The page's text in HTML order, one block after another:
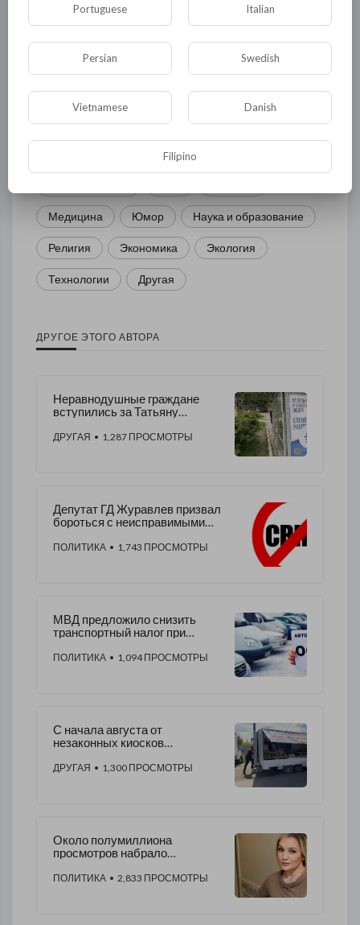
Общая Политика
Общество Происшествия События
Спорт Комедия Развлечение
Криминал
Медицина Юмор Наука и образование
Религия Экономика Экология
Технологии Другая
ДРУГОЕ ЭТОГО АВТОРА
Неравнодушные граждане
вступились за Татьяну
избирательные права
ДРУГАЯ • 1,287 ПРОСМОТРЫ
Депутат ГД Журавлев призвал
бороться с неисправимыми
ПОЛИТИКА • 1,743 ПРОСМОТРЫ
МВД предложило снизить
транспортный налог при
техосмотра
ПОЛИТИКА • 1,094 ПРОСМОТРЫ
С начала августа от
незаконных киосков
ДРУГАЯ • 1,300 ПРОСМОТРЫ
Около полумиллиона
просмотров набрало
Памфиловой
ПОЛИТИКА • 2,833 ПРОСМОТРЫ
Portuguese Italian
Persian Swedish
Vietnamese Danish
Filipino